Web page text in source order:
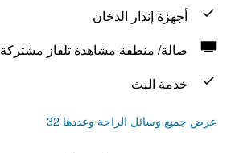
أجهزة إنذار الدخان
صالة/ منطقة مشاهدة تلفاز مشتركة
خدمة البث
عرض جميع وسائل الراحة وعددها 32